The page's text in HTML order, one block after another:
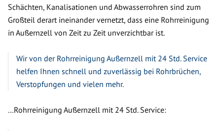
Schächten, Kanalisationen und Abwasserrohren sind zum
Großteil derart ineinander vernetzt, dass eine Rohrreinigung
in Außernzell von Zeit zu Zeit unverzichtbar ist.
Wir von der Rohrreinigung Außernzell mit 24 Std. Service
helfen Ihnen schnell und zuverlässig bei Rohrbrüchen,
Verstopfungen und vielen mehr.
…Rohrreinigung Außernzell mit 24 Std. Service: